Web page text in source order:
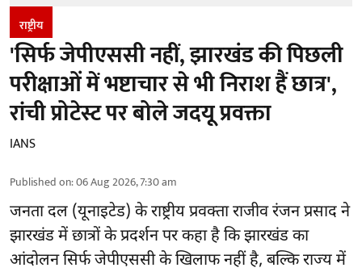
राष्ट्रीय
'सिर्फ जेपीएससी नहीं, झारखंड की पिछली
परीक्षाओं में भष्टाचार से भी निराश हैं छात्र',
रांची प्रोटेस्ट पर बोले जदयू प्रवक्ता
IANS
Published on:06 Aug 2026, 7:30 am
जनता दल (यूनाइटेड) के राष्ट्रीय प्रवक्ता राजीव रंजन प्रसाद ने
झारखंड में छात्रों के प्रदर्शन पर कहा है कि झारखंड का
आंदोलन सिर्फजेपीएससीके खिलाफ नहीं है, बल्कि राज्य में